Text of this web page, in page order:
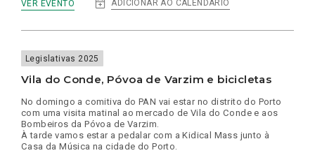
VER EVENTO ADICIONAR AO CALENDÁRIO
:
FESTA
FLOR
Legislativas 2025
Vila do Conde, Póvoa de Varzim e bicicletas
No domingo a comitiva do PAN vai estar no distrito do Porto
com uma visita matinal ao mercado de Vila do Conde e aos
Bombeiros da Póvoa de Varzim.
À tarde vamos estar a pedalar com a Kidical Mass junto à
Casa da Música na cidade do Porto.